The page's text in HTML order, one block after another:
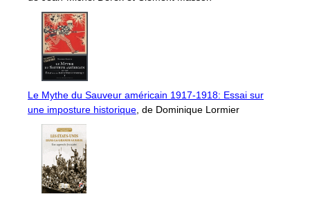
Le Mythe du Sauveur américain 1917-1918: Essai sur
une imposture historique , de Dominique Lormier